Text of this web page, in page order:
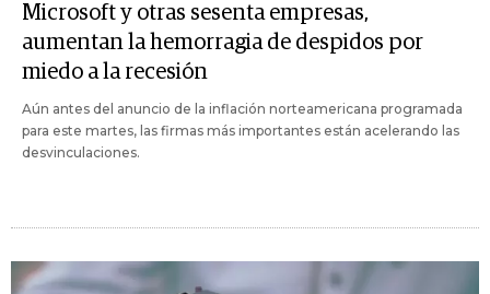
Microsoft y otras sesenta empresas,
aumentan la hemorragia de despidos por
miedo a la recesión
Aún antes del anuncio de la inflación norteamericana programada
para este martes, las firmas más importantes están acelerando las
desvinculaciones.